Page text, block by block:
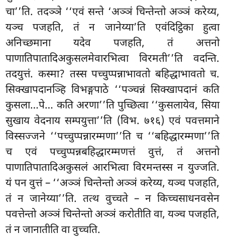
चा’’ति. तदञ्ञे ‘‘एवं सन्ते ‘अञ्ञं चिन्तेन्तो अञ्ञं करेय्य,
यञ्च पजहति, तं न जानेय्या’ति एवंदिट्ठिका हुत्वा
अनिच्छमाना यदेव पजहति, तं अत्तनो
पाणातिपातादिअकुसलमेवारभित्वा विरमती’’ति वदन्ति.
तदयुत्तं. कस्मा? तस्स पच्चुप्पन्नाभावतो बहिद्धाभावतो च.
सिक्खापदानञ्हि विभङ्गपाठे ‘‘पञ्चन्नं सिक्खापदानं कति
कुसला…पे… कति अरणा’’ति पुच्छित्वा ‘‘कुसलायेव, सिया
सुखाय वेदनाय सम्पयुत्ता’’ति (विभ. ७१६) एवं पवत्तमाने
विस्सज्जने ‘‘पच्चुप्पन्नारम्मणा’’ति च ‘‘बहिद्धारम्मणा’’ति
च एवं पच्चुप्पन्नबहिद्धारम्मणत्तं वुत्तं, तं अत्तनो
पाणातिपातादिअकुसलं आरभित्वा विरमन्तस्स न युज्जति.
यं पन वुत्तं – ‘‘अञ्ञं चिन्तेन्तो अञ्ञं करेय्य, यञ्च पजहति,
तं न जानेय्या’’ति. तत्थ वुच्चते – न किच्चसाधनवसेन
पवत्तेन्तो अञ्ञं चिन्तेन्तोअञ्ञं करोतीति वा, यञ्च पजहति,
तं न जानातीति वा वुच्चति.